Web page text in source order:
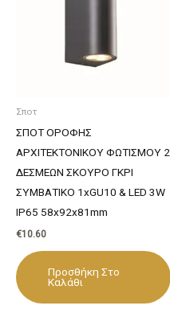
Σποτ
ΣΠΟΤ ΟΡΟΦΗΣ
ΑΡΧΙΤΕΚΤΟΝΙΚΟΥ ΦΩΤΙΣΜΟΥ 2
ΔΕΣΜΕΩΝ ΣΚΟΥΡΟ ΓΚΡΙ
ΣΥΜΒΑΤΙΚΟ 1xGU10 & LED 3W
IP65 58x92x81mm
€10.60
Προσθήκη Στο
Καλάθι